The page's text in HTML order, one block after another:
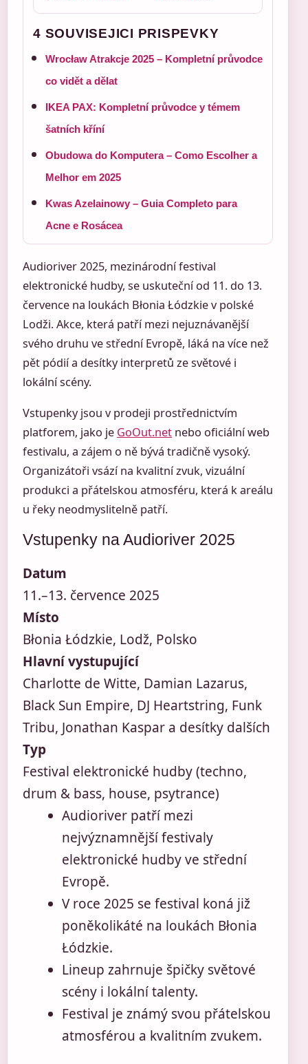
4 SOUVISEJICI PRISPEVKY
Wrocław Atrakcje 2025 – Kompletní průvodce
co vidět a dělat
IKEA PAX: Kompletní průvodce y témem
šatních kříní
Obudowa do Komputera – Como Escolher a
Melhor em 2025
Kwas Azelainowy – Guia Completo para
Acne e Rosácea
Audioriver 2025, mezinárodní festival
elektronické hudby, se uskuteční od 11. do 13.
července na loukách Błonia Łódzkie v polské
Lodži. Akce, která patří mezi nejuznávanější
svého druhu ve střední Evropě, láká na více než
pět pódií a desítky interpretů ze světové i
lokální scény.
Vstupenky jsou v prodeji prostřednictvím
platforem, jako je GoOut.net nebo oficiální web
festivalu, a zájem o ně bývá tradičně vysoký.
Organizátoři vsází na kvalitní zvuk, vizuální
produkci a přátelskou atmosféru, která k areálu
u řeky neodmyslitelně patří.
Vstupenky na Audioriver 2025
Datum
11.–13. července 2025
Místo
Błonia Łódzkie, Lodž, Polsko
Hlavní vystupující
Charlotte de Witte, Damian Lazarus,
Black Sun Empire, DJ Heartstring, Funk
Tribu, Jonathan Kaspar a desítky dalších
Typ
Festival elektronické hudby (techno,
drum & bass, house, psytrance)
Audioriver patří mezi
nejvýznamnější festivaly
elektronické hudby ve střední
Evropě.
V roce 2025 se festival koná již
poněkolikáté na loukách Błonia
Łódzkie.
Lineup zahrnuje špičky světové
scény i lokální talenty.
Festival je známý svou přátelskou
atmosférou a kvalitním zvukem.